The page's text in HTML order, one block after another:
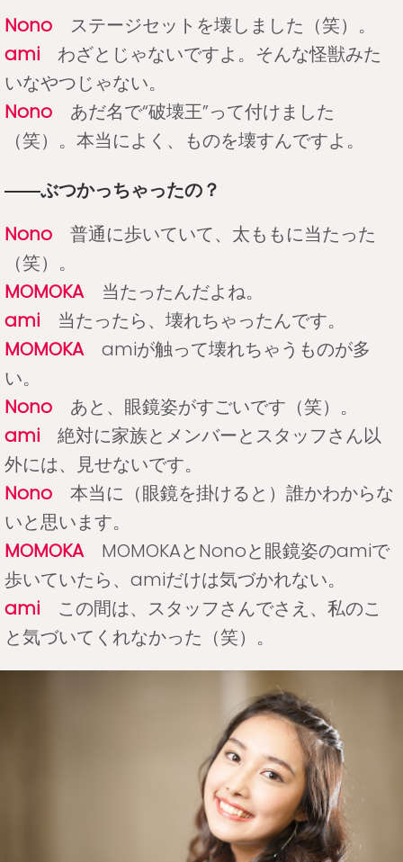
Nono ステージセットを壊しました（笑）。
ami わざとじゃないですよ。そんな怪獣みた
いなやつじゃない。
Nono あだ名で“破壊王”って付けました
（笑）。本当によく、ものを壊すんですよ。
――ぶつかっちゃったの？
Nono 普通に歩いていて、太ももに当たった
（笑）。
MOMOKA当たったんだよね。
ami 当たったら、壊れちゃったんです。
MOMOKAamiが触って壊れちゃうものが多
い。
Nono あと、眼鏡姿がすごいです（笑）。
ami 絶対に家族とメンバーとスタッフさん以
外には、見せないです。
Nono 本当に（眼鏡を掛けると）誰かわからな
いと思います。
MOMOKAMOMOKAとNonoと眼鏡姿のamiで
歩いていたら、amiだけは気づかれない。
ami この間は、スタッフさんでさえ、私のこ
と気づいてくれなかった（笑）。